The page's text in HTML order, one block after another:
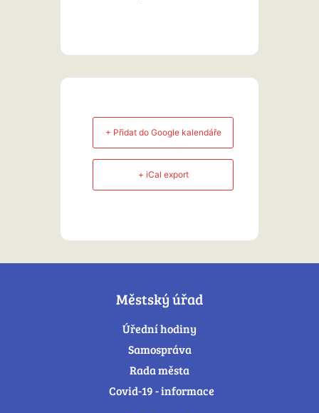
+ Přidat do Google kalendáře
+ iCal export
Městský úřad
Úřední hodiny
Samospráva
Rada města
Covid-19 - informace